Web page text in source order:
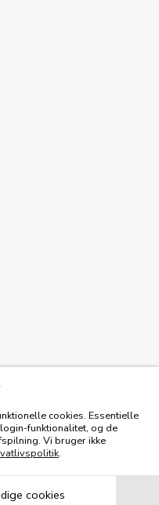
cookies. Essentielle
funktionalitet, og de
Vi bruger ikke
.
cookies